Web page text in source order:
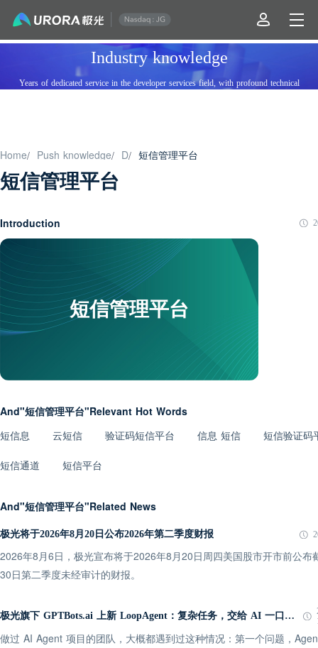
Industry knowledge
Years of dedicated service in the developer services field, with profound technical
Home/ Push knowledge/ D/ 短信管理平台
短信管理平台
Introduction
短信管理平台
And"短信管理平台"Relevant Hot Words
短信息 云短信 验证码短信平台 信息 短信 短信验证码
短信通道 短信平台
And"短信管理平台"Related News
极光将于2026年8月20日公布2026年第二季度财报
2026年8月6日，极光宣布将于2026年8月20日周四美国股市开市前公布
30日第二季度未经审计的财报。
极光旗下 GPTBots.ai 上新 LoopAgent：复杂任务，交给 AI 一口气跑完
做过 AI Agent 项目的团队，大概都遇到过这种情况：第一个问题，